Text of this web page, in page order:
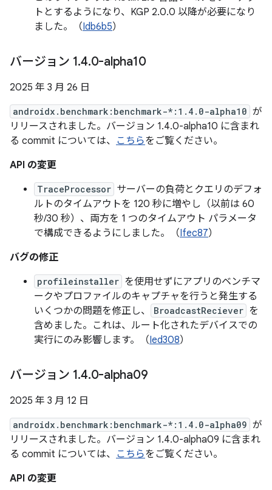
トとするようになり、KGP 2.0.0 以降が必要になり
ました。（Idb6b5）
バージョン 1.4.0-alpha10
2025 年 3 月 26 日
androidx.benchmark:benchmark-*:1.4.0-alpha10 が
リリースされました。バージョン 1.4.0-alpha10 に含まれ
る commit については、 こちらをご覧ください。
API の変更
TraceProcessor サーバーの負荷とクエリのデフォ
ルトのタイムアウトを 120 秒に増やし（以前は 60
秒/30 秒）、両方を 1 つのタイムアウト パラメータ
で構成できるようにしました。（Ifec87）
バグの修正
profileinstaller を使用せずにアプリのベンチマ
ークやプロファイルのキャプチャを行うと発生する
いくつかの問題を修正し、
BroadcastReciever を
含めました。これは、ルート化されたデバイスでの
実行にのみ影響します。（Ied308）
バージョン 1.4.0-alpha09
2025 年 3 月 12 日
androidx.benchmark:benchmark-*:1.4.0-alpha09 が
リリースされました。バージョン 1.4.0-alpha09 に含まれ
る commit については、 こちらをご覧ください。
API の変更